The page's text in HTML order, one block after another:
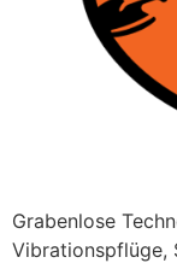
Grabenlose
Vibrationspflüge,